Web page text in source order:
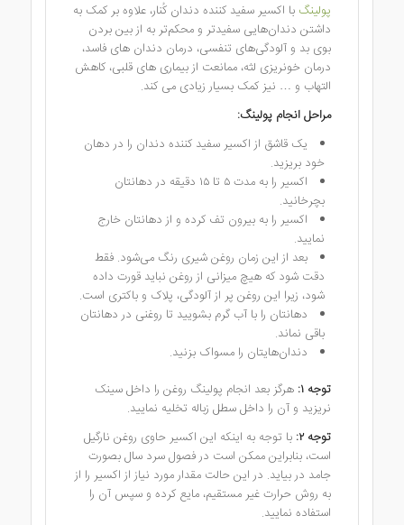
پولینگ با اکسیر سفید کننده دندان کُنار، علاوه بر کمک به
داشتن دندان‌هایی سفیدتر و محکم‌تر به از بین بردن
بوی بد و آلودگی‌های تنفسی، درمان دندان های فاسد،
درمان خونریزی لثه، ممانعت از بیماری های قلبی، کاهش
التهاب و … نیز کمک بسیار زیادی می کند.
مراحل انجام پولینگ:
یک قاشق از اکسیر سفید کننده دندان را در دهان
خود بریزید.
اکسیر را به مدت ۵ تا ۱۵ دقیقه در دهانتان
بچرخانید.
اکسیر را به بیرون تف کرده و از دهانتان خارج
نمایید.
بعد از این زمان روغن شیری رنگ می‌شود. فقط
دقت شود که هیچ میزانی از روغن نباید قورت داده
شود، زیرا این روغن پر از آلودگی، پلاک و باکتری است.
دهانتان را با آب گرم بشویید تا روغنی در دهانتان
باقی نماند.
دندان‌هایتان را مسواک بزنید.
توجه ۱:
هرگز بعد انجام پولینگ روغن را داخل سینک
نریزید و آن را داخل سطل زباله تخلیه نمایید.
توجه ۲ : با توجه به اینکه این اکسیر حاوی روغن نارگیل
است، بنابراین ممکن است در فصول سرد سال بصورت
جامد در بیاید. در این حالت مقدار مورد نیاز از اکسیر را از
به روش حرارت غیر مستقیم، مایع کرده و سپس آن را
استفاده نمایید.